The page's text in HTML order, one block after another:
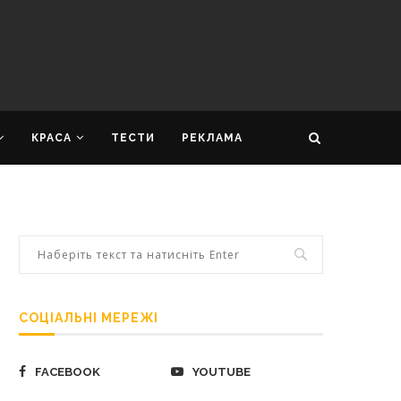
КРАСА ТЕСТИ РЕКЛАМА
СОЦІАЛЬНІ МЕРЕЖІ
FACEBOOK YOUTUBE